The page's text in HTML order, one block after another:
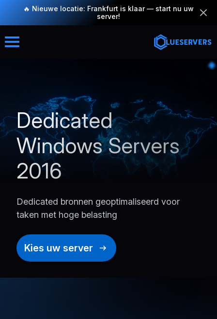
🔥 Nieuwe locatie: Frankfurt is klaar — start nu uw
server!
Dedicated
Windows Servers
2016
Dedicated bronnen geoptimaliseerd voor
taken met hoge belasting
Kies uw server